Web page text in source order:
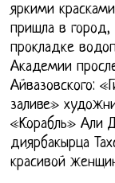
яркими
пришла в
прокладке
Академии
Айвазовского:
заливе»
«Корабль» Али
диярбакырца
красивой